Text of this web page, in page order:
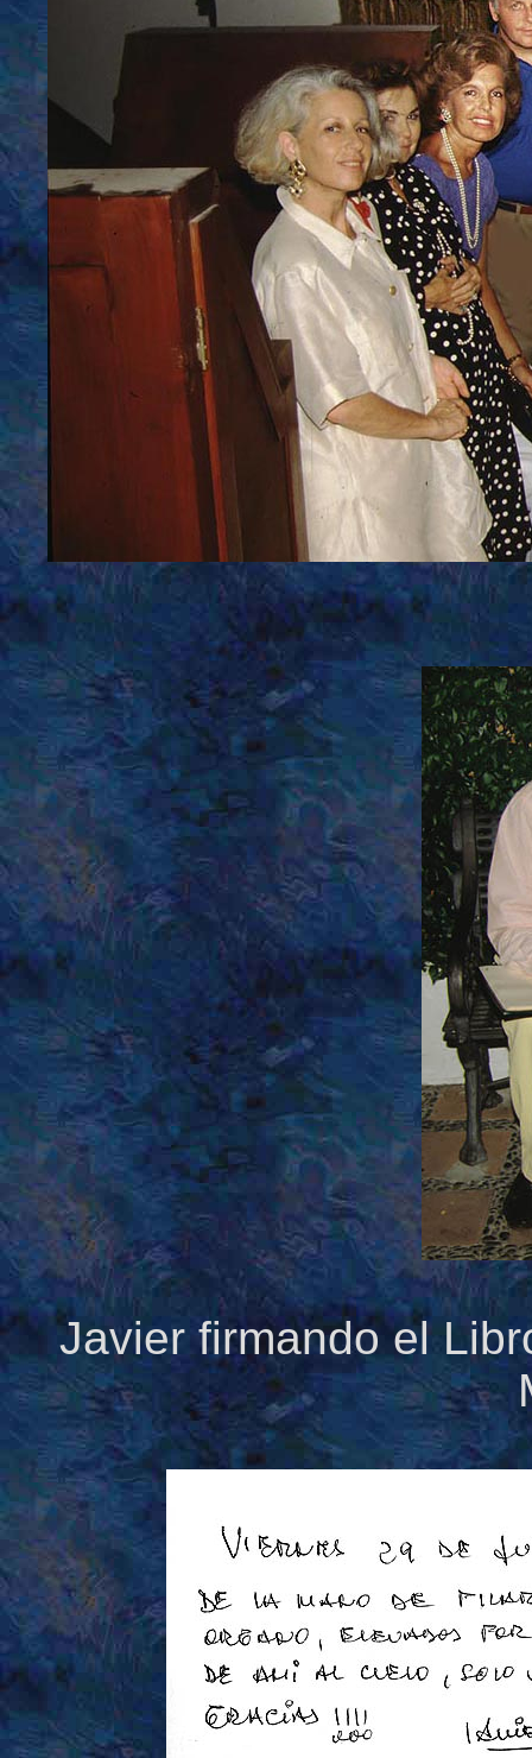
Javier firmando el